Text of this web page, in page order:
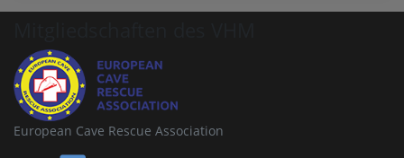
European Cave Rescue Association